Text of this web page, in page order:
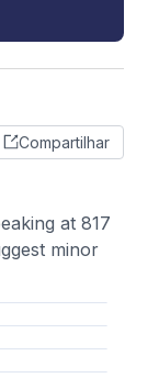
Compartilhar
at 817
minor